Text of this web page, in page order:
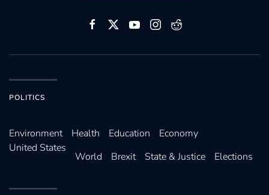
POLITICS
Environ­ment Health Education
Economy
United States
World Brexit State & Justice Elections